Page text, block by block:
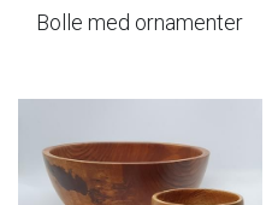
Bolle med ornamenter